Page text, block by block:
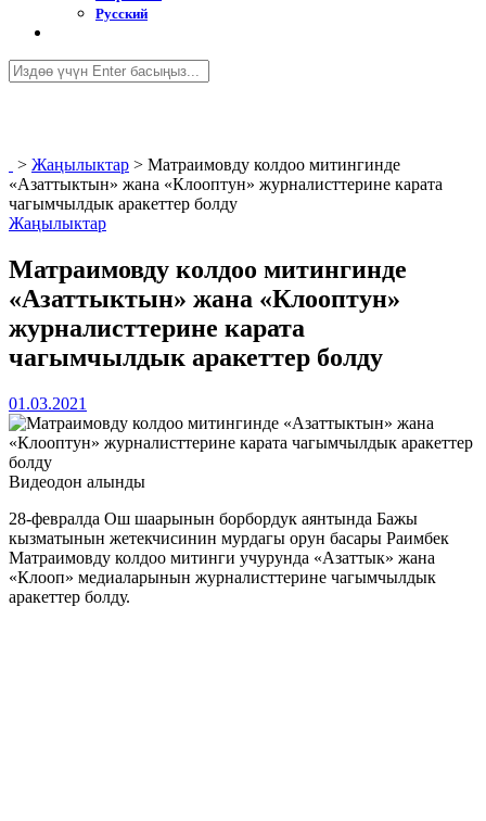
Русский
> Жаңылыктар > Матраимовду колдоо митингинде
«Азаттыктын» жана «Клооптун» журналисттерине карата
чагымчылдык аракеттер болду
Жаңылыктар
Матраимовду колдоо митингинде
«Азаттыктын» жана «Клооптун»
журналисттерине карата
чагымчылдык аракеттер болду
01.03.2021
Видеодон алынды
28-февралда Ош шаарынын борбордук аянтында Бажы
кызматынын жетекчисинин мурдагы орун басары Раимбек
Матраимовду колдоо митинги учурунда «Азаттык» жана
«Клооп» медиаларынын журналисттерине чагымчылдык
аракеттер болду.